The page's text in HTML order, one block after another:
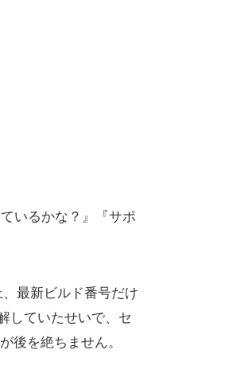
いるかな？』『サポ
最新ビルド番号だけ
していたせいで、セ
後を絶ちません。